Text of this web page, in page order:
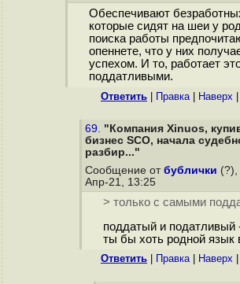
Обеспечивают
которые сидят на шеи у
поиска работы
опеннете, что у них
успехом. И то, работает
поддатливыми.
Ответить Правка| Наверх
69. "Компания Xinuos,
бизнес SCO, начала
разбир..."
Сообщение от бублички (?),
Апр-21, 13:25
> только с самыми
поддатый и податливый
ты бы хоть родной язык
Ответить Правка| Наверх